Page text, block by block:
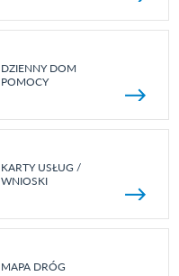
DZIENNY DOM
POMOCY
KARTY USŁUG /
WNIOSKI
MAPA DRÓG